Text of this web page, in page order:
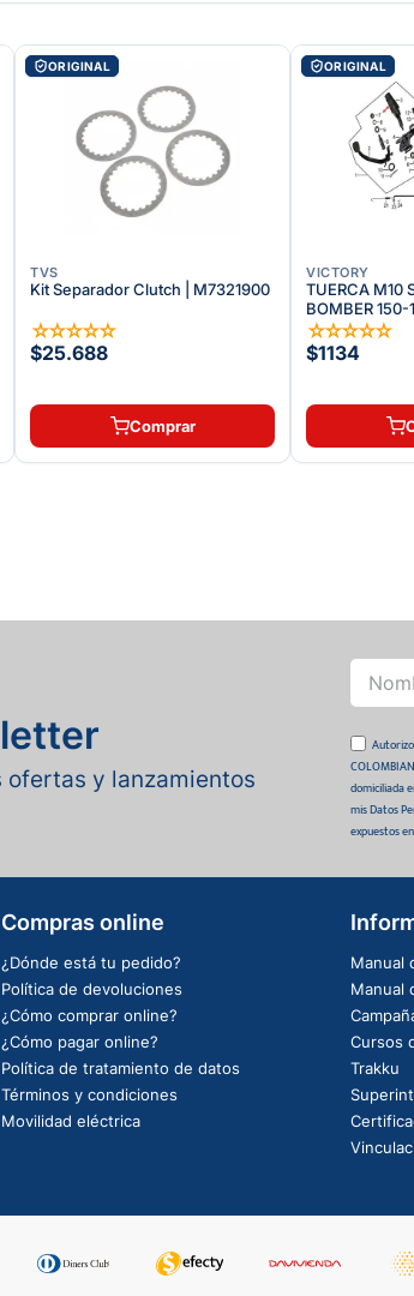
ORIGINAL
TVS
Kit Separador Clutch | M7321900
☆☆☆☆☆
$25.688
Comprar
ORIGINAL
VICTORY
TUERCA M10
BOMBER 150-
☆☆☆☆☆
$1134
ofertas y lanzamientos
domiciliada
mis Datos
expuestos en
Compras online
¿Dónde está tu pedido?
Política de devoluciones
¿Cómo comprar online?
¿Cómo pagar online?
Política de tratamiento de datos
Términos y condiciones
Movilidad eléctrica
Manual
Manual
Cursos
Trakku